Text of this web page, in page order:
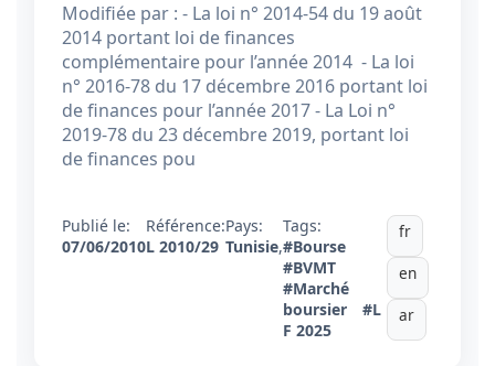
Modifiée par : - La loi n° 2014-54 du 19 août
2014 portant loi de finances
complémentaire pour l’année 2014 - La loi
n° 2016-78 du 17 décembre 2016 portant loi
de finances pour l’année 2017 - La Loi n°
2019-78 du 23 décembre 2019, portant loi
de finances pou
Publié le:
07/06/2010
Référence:
L 2010/29
Pays:
Tunisie,
Tags:
#Bourse
#BVMT
#Marché
boursier
#L
F 2025
fr
en
ar